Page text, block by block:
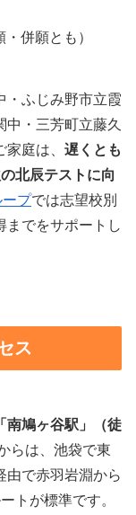
・併願とも）
・ふじみ野市立霞
中・三芳町立藤久
庭は、 遅くとも
北辰テストに向
ープでは志望校別
までをサポートし
ス
南鳩ヶ谷駅」（徒
らは、池袋で東
由で赤羽岩淵から
トが標準です。